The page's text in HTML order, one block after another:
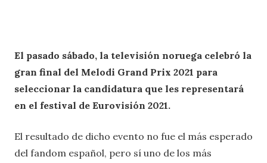
El pasado sábado, la televisión noruega celebró la
gran final del Melodi Grand Prix 2021 para
seleccionar la candidatura que les representará
en el festival de Eurovisión 2021.
El resultado de dicho evento no fue el más esperado
del fandom español, pero sí uno de los más